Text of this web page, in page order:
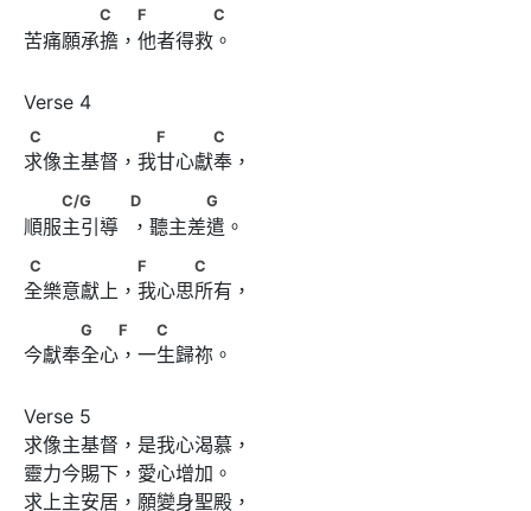
C　 F　　　　C
C F C
苦痛願承擔，他者得救。
C　　　　　 　F　　　C
C F C
求像主基督，我甘心獻奉，
C/G　　　            D 　　　G
C/G D G
順服主引導  ，聽主差遣。
C　　　　　 F　　　C
C F C
全樂意獻上，我心思所有，
G　　F 　C
G F C
今獻奉全心，一生歸祢。
Verse 5
求像主基督，是我心渴慕，
靈力今賜下，愛心增加。
求上主安居，願變身聖殿，